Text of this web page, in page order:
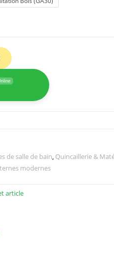
de salle de bain, Quincaillerie &
modernes
article